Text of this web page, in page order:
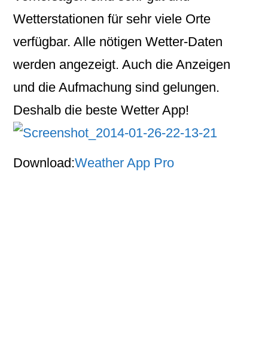
Wetterstationen für sehr viele Orte
verfügbar. Alle nötigen Wetter-Daten
werden angezeigt. Auch die Anzeigen
und die Aufmachung sind gelungen.
Deshalb die beste Wetter App!
Download:Weather App Pro